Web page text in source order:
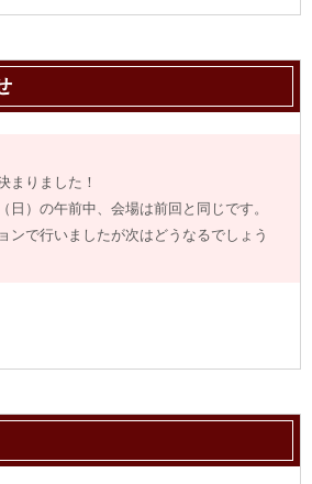
まりました！
日）の午前中、会場は前回と同じです。
ンで行いましたが次はどうなるでしょう